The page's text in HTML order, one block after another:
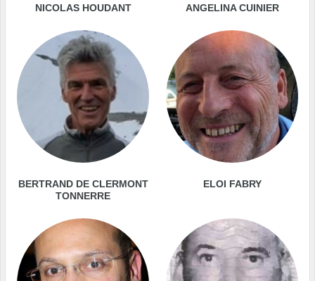
NICOLAS HOUDANT ANGELINA CUINIER
BERTRAND DE CLERMONT
TONNERRE
ELOI FABRY